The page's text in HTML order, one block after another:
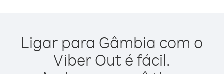
Ligar para Gâmbia com o
Viber Out é fácil.